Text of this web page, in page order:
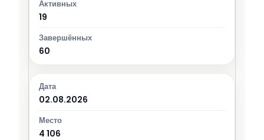
19
60
02.08.2026
4 106